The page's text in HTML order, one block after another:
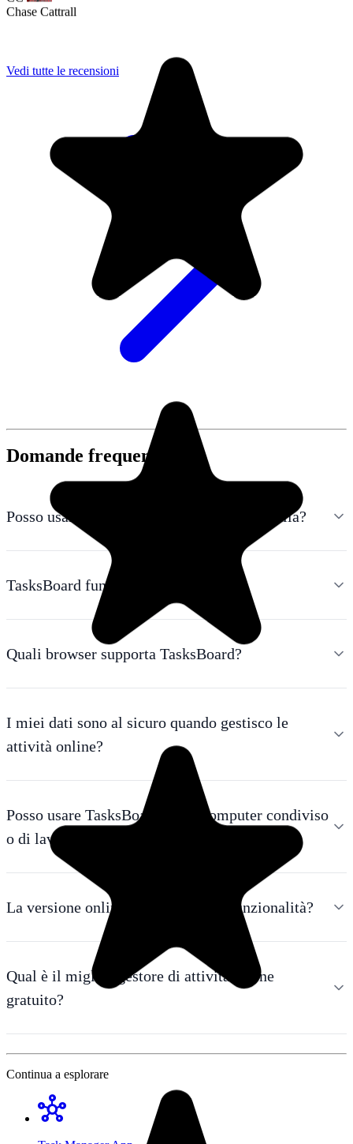
Vedi tutte le recensioni
Domande frequenti
Posso usare TasksBoard senza installare nulla?
TasksBoard funziona offline?
Quali browser supporta TasksBoard?
I miei dati sono al sicuro quando gestisco le
attività online?
Posso usare TasksBoard su un computer condiviso
o di lavoro?
La versione online include tutte le funzionalità?
Qual è il miglior gestore di attività online
gratuito?
Continua a esplorare
hub